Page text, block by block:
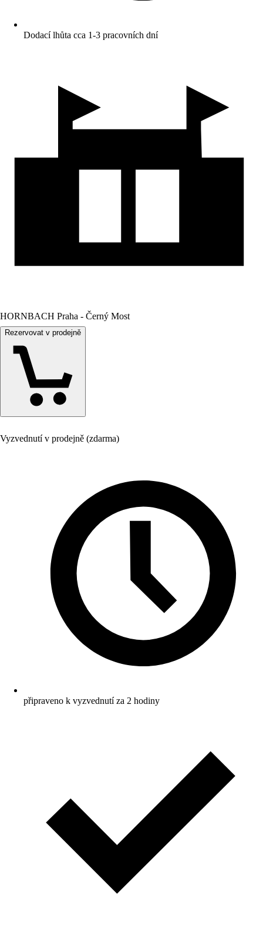
Dodací lhůta cca 1-3 pracovních dní
HORNBACH Praha - Černý Most
Rezervovat v prodejně
Vyzvednutí v prodejně (zdarma)
připraveno k vyzvednutí za 2 hodiny